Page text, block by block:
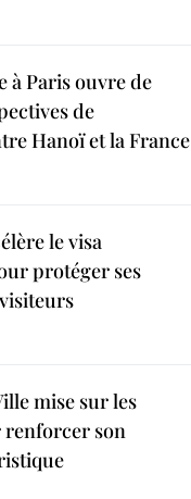
à Paris ouvre de
de
Hanoï et la France
le visa
protéger ses
mise sur les
renforcer son